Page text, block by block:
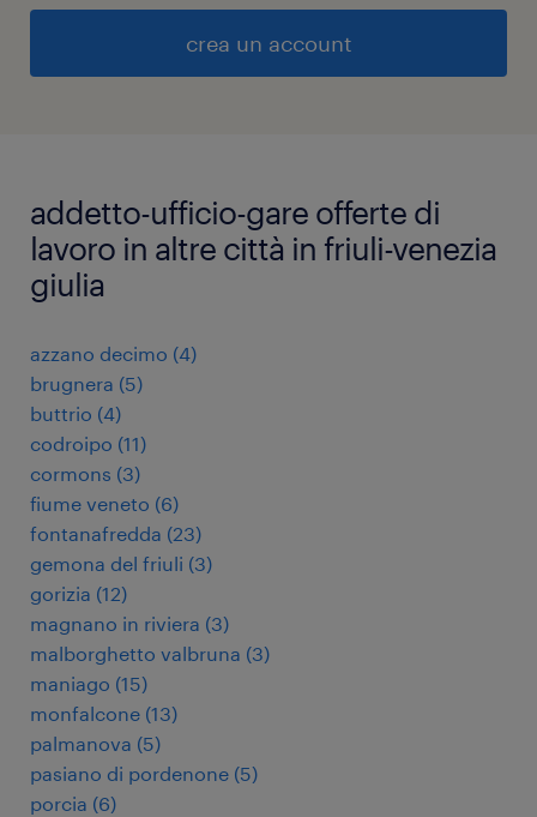
crea un account
addetto-ufficio-gare offerte di
lavoro in altre città in friuli-venezia
giulia
azzano decimo (4)
brugnera (5)
buttrio (4)
codroipo (11)
cormons (3)
fiume veneto (6)
fontanafredda (23)
gemona del friuli (3)
gorizia (12)
magnano in riviera (3)
malborghetto valbruna (3)
maniago (15)
monfalcone (13)
palmanova (5)
pasiano di pordenone (5)
porcia (6)